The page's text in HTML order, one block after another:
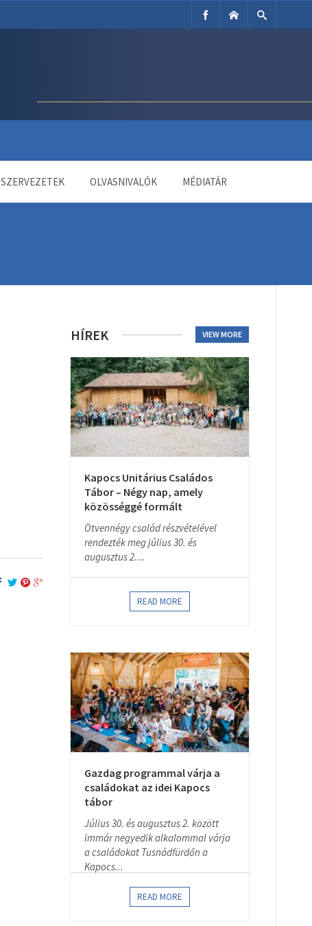
SZERVEZETEK OLVASNIVALÓK MÉDIATÁR
HÍREK VIEW MORE
Kapocs Unitárius Családos
Tábor – Négy nap, amely
közösséggé formált
Ötvennégy család részvételével
rendezték meg július 30. és
augusztus 2....
READ MORE
Gazdag programmal várja a
családokat az idei Kapocs
tábor
Július 30. és augusztus 2. között
immár negyedik alkalommal várja
a családokat Tusnádfürdőn a
Kapocs...
READ MORE